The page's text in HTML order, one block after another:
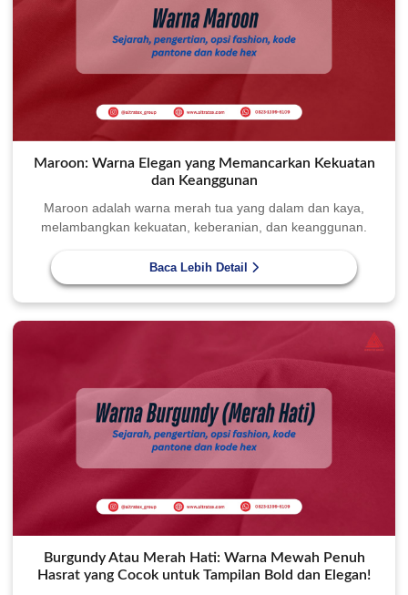
Maroon: Warna Elegan yang Memancarkan Kekuatan
dan Keanggunan
Maroon adalah warna merah tua yang dalam dan kaya,
melambangkan kekuatan, keberanian, dan keanggunan.
Baca Lebih Detail
Burgundy Atau Merah Hati: Warna Mewah Penuh
Hasrat yang Cocok untuk Tampilan Bold dan Elegan!